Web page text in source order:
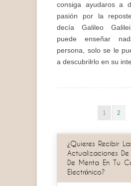
consiga ayudaros a
pasión por la
decía Galileo
puede enseñar
persona, solo se le
a descubrilrlo en su
1 2
¿Quieres Recibir
Actualizaciones
De Menta En Tu
Electrónico?